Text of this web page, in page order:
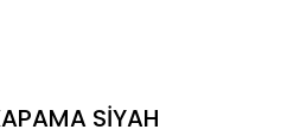
SİYAH